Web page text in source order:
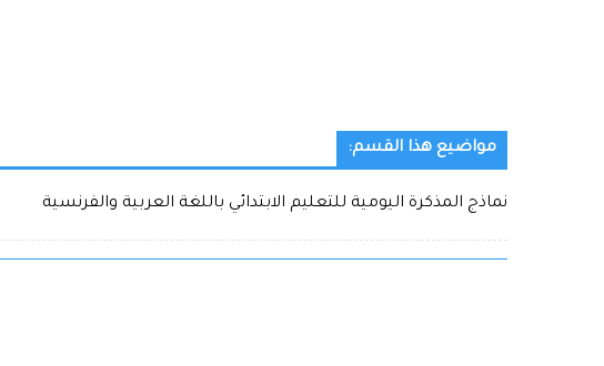
مواضيع هذا القسم:
نماذج المذكرة اليومية للتعليم الابتدائي باللغة العربية والفرنسية